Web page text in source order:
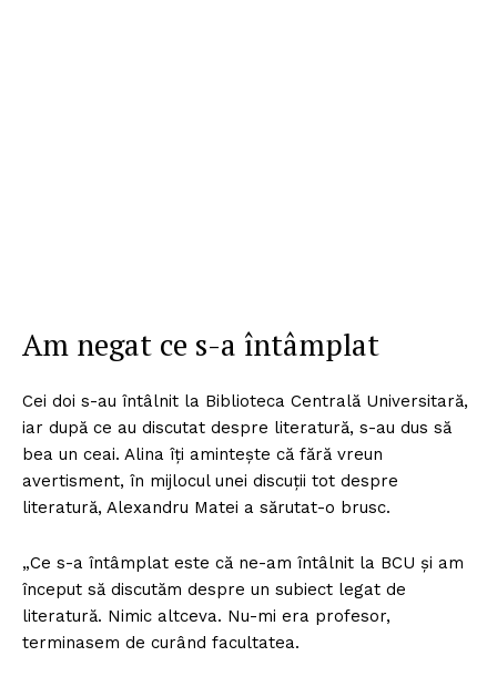
Am negat ce s-a întâmplat
Cei doi s-au întâlnit la Biblioteca Centrală Universitară,
iar după ce au discutat despre literatură, s-au dus să
bea un ceai. Alina îți amintește că fără vreun
avertisment, în mijlocul unei discuții tot despre
literatură, Alexandru Matei a sărutat-o brusc.
„Ce s-a întâmplat este că ne-am întâlnit la BCU și am
început să discutăm despre un subiect legat de
literatură. Nimic altceva. Nu-mi era profesor,
terminasem de curând facultatea.